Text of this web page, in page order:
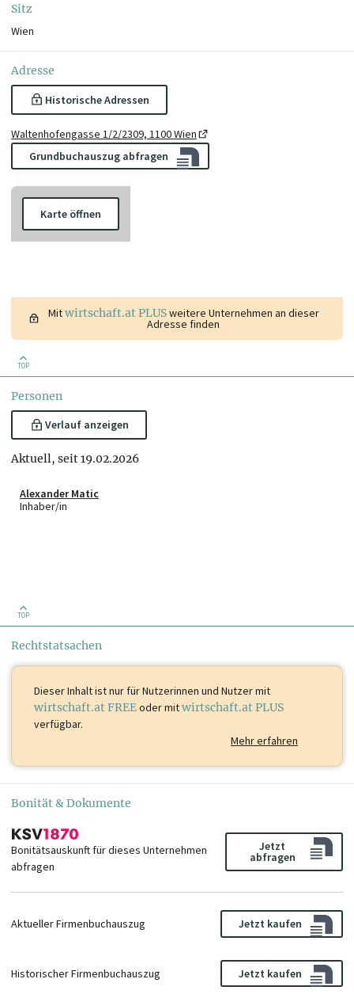
Sitz
Wien
Adresse
Historische Adressen
Waltenhofengasse 1/2/2309, 1100 Wien
Grundbuchauszug abfragen
Karte öffnen
Mitwirtschaft.at PLUSweitere Unternehmen an dieser
Adresse finden
TOP
Personen
Verlauf anzeigen
Aktuell, seit 19.02.2026
Alexander Matic
Inhaber/in
TOP
Rechtstatsachen
Dieser Inhalt istnur für Nutzerinnen und Nutzer mit
wirtschaft.at FREEoder mitwirtschaft.at PLUS
verfügbar.
Mehr erfahren
Bonität & Dokumente
Bonitätsauskunft für dieses Unternehmen
abfragen
Jetzt
abfragen
Aktueller Firmenbuchauszug Jetzt kaufen
Historischer Firmenbuchauszug Jetzt kaufen